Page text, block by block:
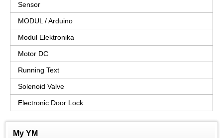
Sensor
MODUL / Arduino
Modul Elektronika
Motor DC
Running Text
Solenoid Valve
Electronic Door Lock
My YM